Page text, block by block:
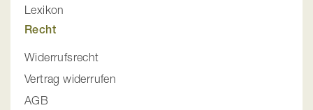
Lexikon
Recht
Widerrufsrecht
Vertrag widerrufen
AGB